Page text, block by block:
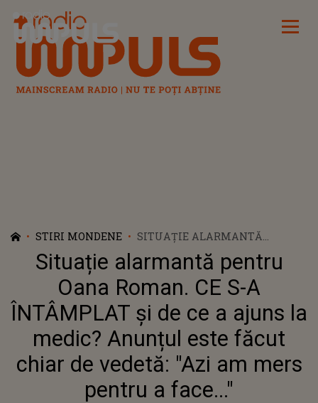
Radio Impuls
STIRI MONDENE
SITUAȚIE ALARMANTĂ
PENTRU OANA ROMAN. CE S-A
ÎNTÂMPLAT ȘI DE CE A AJUNS
LA MEDIC? ANUNȚUL ESTE
FĂCUT CHIAR DE VEDETĂ: "AZI
AM MERS PENTRU A FACE..."
Situație alarmantă pentru
Oana Roman. CE S-A
ÎNTÂMPLAT și de ce a ajuns la
medic? Anunțul este făcut
chiar de vedetă: "Azi am mers
pentru a face..."